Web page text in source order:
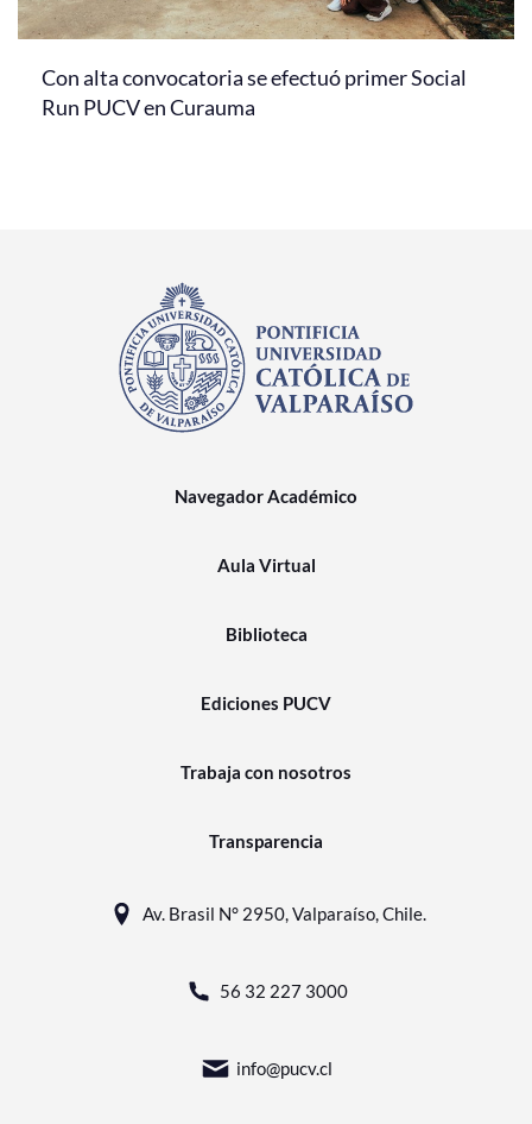
Con alta convocatoria se efectuó primer Social
Run PUCV en Curauma
Navegador Académico
Aula Virtual
Biblioteca
Ediciones PUCV
Trabaja con nosotros
Transparencia
Av. Brasil N° 2950, Valparaíso, Chile.
56 32 227 3000
info@pucv.cl